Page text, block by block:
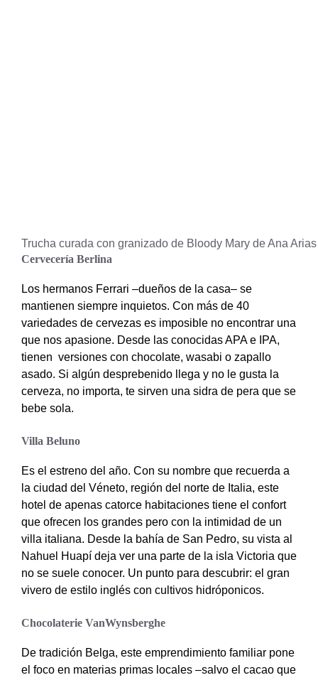
Trucha curada con granizado de Bloody Mary de Ana Arias
Cervecería Berlina
Los hermanos Ferrari –dueños de la casa– se
mantienen siempre inquietos. Con más de 40
variedades de cervezas es imposible no encontrar una
que nos apasione. Desde las conocidas APA e IPA,
tienen versiones con chocolate, wasabi o zapallo
asado. Si algún desprebenido llega y no le gusta la
cerveza, no importa, te sirven una sidra de pera que se
bebe sola.
Villa Beluno
Es el estreno del año. Con su nombre que recuerda a
la ciudad del Véneto, región del norte de Italia, este
hotel de apenas catorce habitaciones tiene el confort
que ofrecen los grandes pero con la intimidad de un
villa italiana. Desde la bahía de San Pedro, su vista al
Nahuel Huapí deja ver una parte de la isla Victoria que
no se suele conocer. Un punto para descubrir: el gran
vivero de estilo inglés con cultivos hidróponicos.
Chocolaterie VanWynsberghe
De tradición Belga, este emprendimiento familiar pone
el foco en materias primas locales –salvo el cacao que